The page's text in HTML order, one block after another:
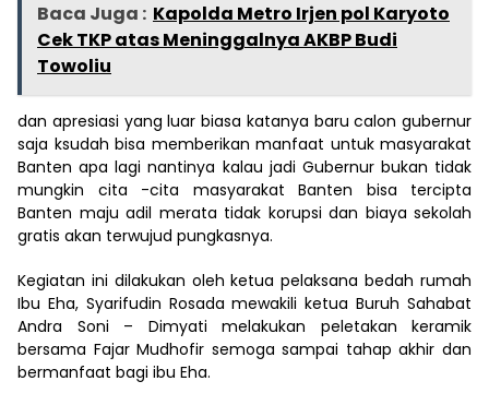
Baca Juga : Kapolda Metro Irjen pol Karyoto
Cek TKP atas Meninggalnya AKBP Budi
Towoliu
dan apresiasi yang luar biasa katanya baru calon gubernur
saja ksudah bisa memberikan manfaat untuk masyarakat
Banten apa lagi nantinya kalau jadi Gubernur bukan tidak
mungkin cita -cita masyarakat Banten bisa tercipta
Banten maju adil merata tidak korupsi dan biaya sekolah
gratis akan terwujud pungkasnya.
Kegiatan ini dilakukan oleh ketua pelaksana bedah rumah
Ibu Eha, Syarifudin Rosada mewakili ketua Buruh Sahabat
Andra Soni – Dimyati melakukan peletakan keramik
bersama Fajar Mudhofir semoga sampai tahap akhir dan
bermanfaat bagi ibu Eha.